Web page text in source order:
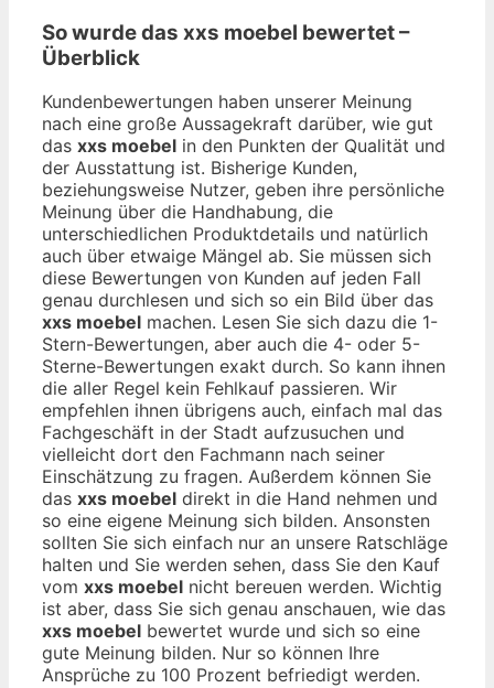
So wurde das xxs moebel bewertet –
Überblick
Kundenbewertungen haben unserer Meinung
nach eine große Aussagekraft darüber, wie gut
das xxs moebel in den Punkten der Qualität und
der Ausstattung ist. Bisherige Kunden,
beziehungsweise Nutzer, geben ihre persönliche
Meinung über die Handhabung, die
unterschiedlichen Produktdetails und natürlich
auch über etwaige Mängel ab. Sie müssen sich
diese Bewertungen von Kunden auf jeden Fall
genau durchlesen und sich so ein Bild über das
xxs moebel machen. Lesen Sie sich dazu die 1-
Stern-Bewertungen, aber auch die 4- oder 5-
Sterne-Bewertungen exakt durch. So kann ihnen
die aller Regel kein Fehlkauf passieren. Wir
empfehlen ihnen übrigens auch, einfach mal das
Fachgeschäft in der Stadt aufzusuchen und
vielleicht dort den Fachmann nach seiner
Einschätzung zu fragen. Außerdem können Sie
das xxs moebel direkt in die Hand nehmen und
so eine eigene Meinung sich bilden. Ansonsten
sollten Sie sich einfach nur an unsere Ratschläge
halten und Sie werden sehen, dass Sie den Kauf
vom xxs moebel nicht bereuen werden. Wichtig
ist aber, dass Sie sich genau anschauen, wie das
xxs moebel bewertet wurde und sich so eine
gute Meinung bilden. Nur so können Ihre
Ansprüche zu 100 Prozent befriedigt werden.